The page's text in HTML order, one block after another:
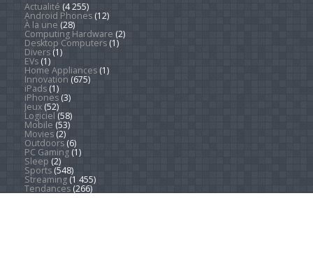
Actualité (4 255)
Android Phones(12)
À la une (28)
Computing Hardware (2)
Desktop Computers(1)
Divers(1)
EVs(1)
Home Appliances(1)
Innovation (675)
iPads(1)
iPhones(3)
Jeux(52)
Logiciel (58)
Mobile (53)
Movies(2)
Outdoors(6)
PC Gaming(1)
Sleep (2)
Sports(548)
Streaming(1 455)
Tendances(266)